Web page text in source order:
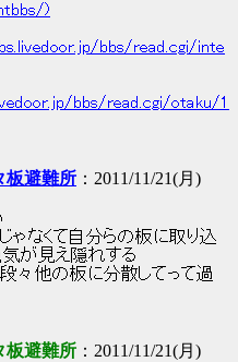
)
bbs/read.cgi/inte
bbs/read.cgi/otaku/1
板避難所 ：2011/11/21(月)
ゃなくて自分らの板に取り込
が見え隠れする
々他の板に分散してって過
板避難所 ：2011/11/21(月)